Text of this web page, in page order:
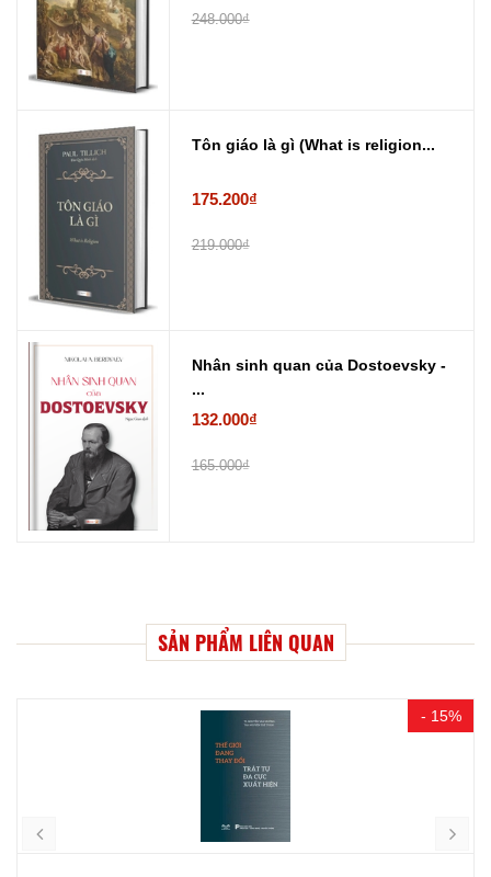
248.000₫
Tôn giáo là gì (What is religion...
175.200₫
219.000₫
Nhân sinh quan của Dostoevsky -
...
132.000₫
165.000₫
SẢN PHẨM LIÊN QUAN
- 15%